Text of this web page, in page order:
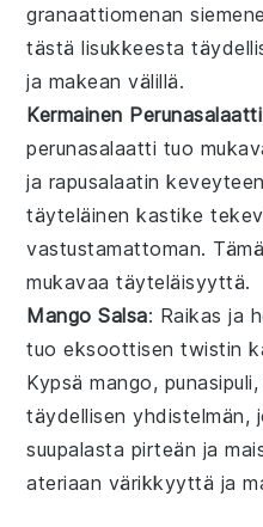
granaattiomenan
tästä lisukkeesta
ja makean välillä.
Kermainen Perunasalaatti
perunasalaatti tuo
ja rapusalaatin
täyteläinen kastike
vastustamattoman.
mukavaa täyteläisyyttä.
Mango Salsa: Raikas ja
tuo eksoottisen twistin
Kypsä mango, punasipuli
täydellisen yhdistelmän,
suupalasta pirteän ja
ateriaan värikkyyttä ja